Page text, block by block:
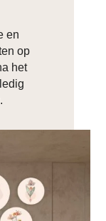
en
op
het